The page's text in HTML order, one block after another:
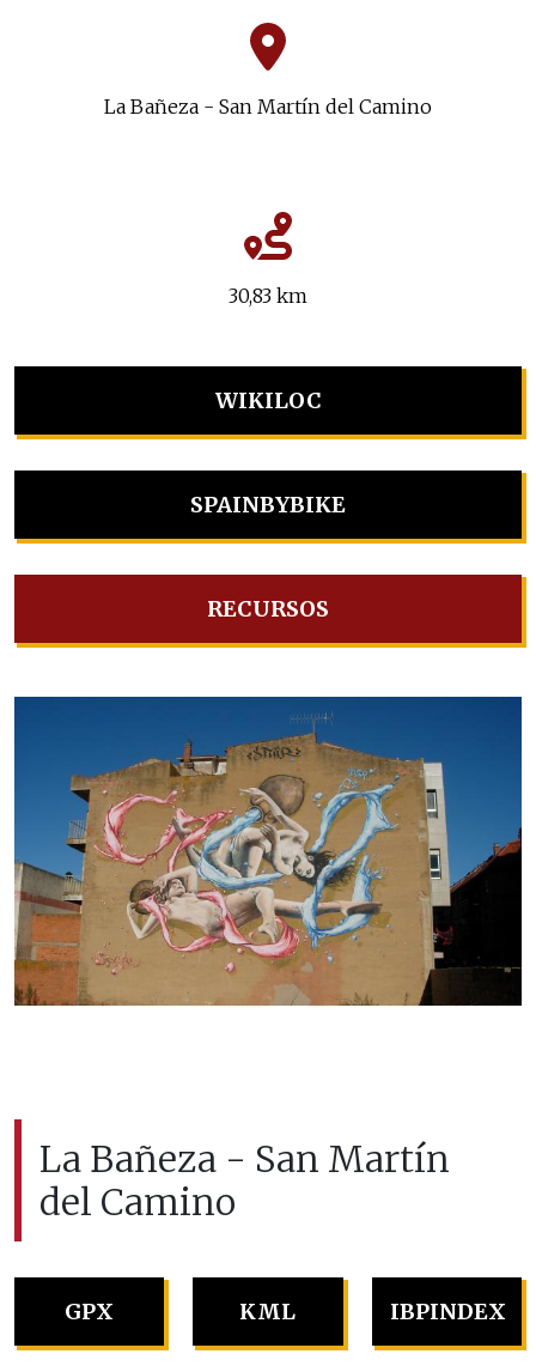
La Bañeza - San Martín del Camino
30,83 km
WIKILOC
SPAINBYBIKE
RECURSOS
La Bañeza - San Martín
del Camino
GPX KML IBPINDEX